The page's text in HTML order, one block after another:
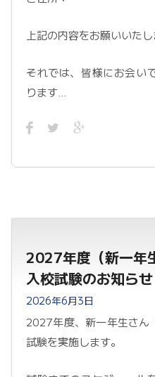
上記の内容をお願いいたし
それでは、皆様にお会い
ります…
2027年度（新一年
入校試験のお知らせ
2026年6月3日
2027年度、新一年生さん
試験を実施します。